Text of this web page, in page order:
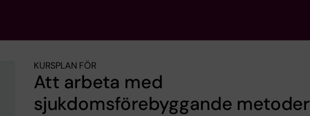
KURSPLAN FÖR
Att arbeta med
sjukdomsförebyggande metoder